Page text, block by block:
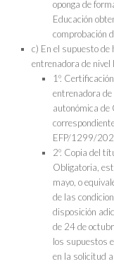
oponga de
Educación
comprobación
c) En el supuesto de
entrenadora de nivel
1º.
entrenadora de
autonómica de
EFP/1299/
2º. Copia del
Obligatoria,
mayo, o
de las
disposición
de 24 de
los supuestos
en la solicitud